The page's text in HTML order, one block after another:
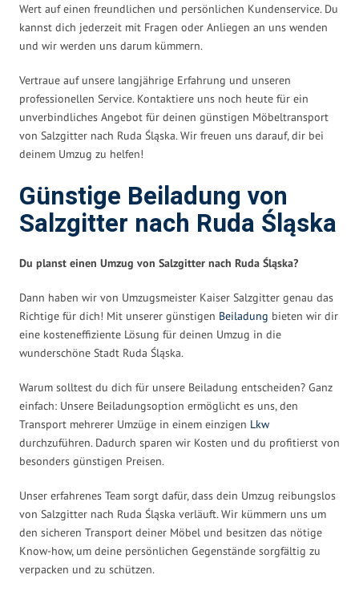
Wert auf einen freundlichen und persönlichen Kundenservice. Du
kannst dich jederzeit mit Fragen oder Anliegen an uns wenden
und wir werden uns darum kümmern.
Vertraue auf unsere langjährige Erfahrung und unseren
professionellen Service. Kontaktiere uns noch heute für ein
unverbindliches Angebot für deinen günstigen Möbeltransport
von Salzgitter nach Ruda Śląska. Wir freuen uns darauf, dir bei
deinem Umzug zu helfen!
Günstige Beiladung von
Salzgitter nach Ruda Śląska
Du planst einen Umzug von Salzgitter nach Ruda Śląska?
Dann haben wir von Umzugsmeister Kaiser Salzgitter genau das
Richtige für dich! Mit unserer günstigen Beiladung bieten wir dir
eine kosteneffiziente Lösung für deinen Umzug in die
wunderschöne Stadt Ruda Śląska.
Warum solltest du dich für unsere Beiladung entscheiden? Ganz
einfach: Unsere Beiladungsoption ermöglicht es uns, den
Transport mehrerer Umzüge in einem einzigen Lkw
durchzuführen. Dadurch sparen wir Kosten und du profitierst von
besonders günstigen Preisen.
Unser erfahrenes Team sorgt dafür, dass dein Umzug reibungslos
von Salzgitter nach Ruda Śląska verläuft. Wir kümmern uns um
den sicheren Transport deiner Möbel und besitzen das nötige
Know-how, um deine persönlichen Gegenstände sorgfältig zu
verpacken und zu schützen.